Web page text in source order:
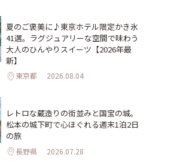
夏のご褒美に♪東京ホテル限定かき氷
41選。ラグジュアリーな空間で味わう
大人のひんやりスイーツ【2026年最
新】
東京都 2026.08.04
レトロな蔵造りの街並みと国宝の城。
松本の城下町で心ほぐれる週末1泊2日
の旅
長野県 2026.07.28